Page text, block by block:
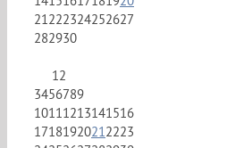
21222324252627
282930
12
3456789
10111213141516
17181920212223